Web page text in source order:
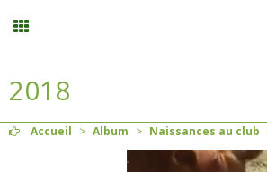
Inscription stages et événements
2018
Accueil > Album > Naissances au club